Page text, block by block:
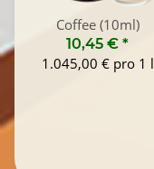
Coffee (10ml)
10,45 € *
1.045,00 € pro 1 l